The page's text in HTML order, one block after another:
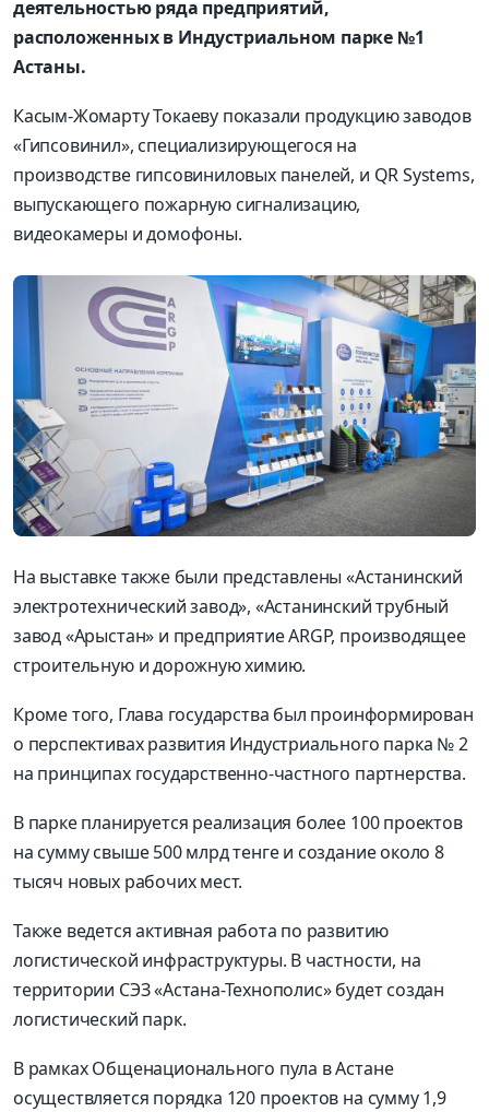
деятельностью ряда предприятий,
расположенных в Индустриальном парке №1
Астаны.
Касым-Жомарту Токаеву показали продукцию заводов
«Гипсовинил», специализирующегося на
производстве гипсовиниловых панелей, и QR Systems,
выпускающего пожарную сигнализацию,
видеокамеры и домофоны.
На выставке также были представлены «Астанинский
электротехнический завод», «Астанинский трубный
завод «Арыстан» и предприятие ARGP, производящее
строительную и дорожную химию.
Кроме того, Глава государства был проинформирован
о перспективах развития Индустриального парка № 2
на принципах государственно-частного партнерства.
В парке планируется реализация более 100 проектов
на сумму свыше 500 млрд тенге и создание около 8
тысяч новых рабочих мест.
Также ведется активная работа по развитию
логистической инфраструктуры. В частности, на
территории СЭЗ «Астана-Технополис» будет создан
логистический парк.
В рамках Общенационального пула в Астане
осуществляется порядка 120 проектов на сумму 1,9